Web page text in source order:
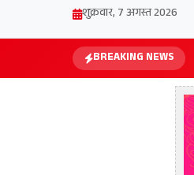
शुक्रवार, 7 अगस्त 2026
BREAKING NEWS